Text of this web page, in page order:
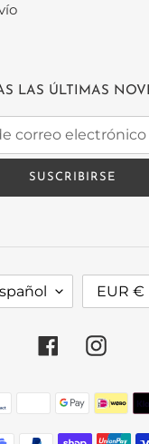
LAS ÚLTIMAS
SUSCRIBIRSE
M
E
D
EUR €
Facebook
Métodos
de
pago